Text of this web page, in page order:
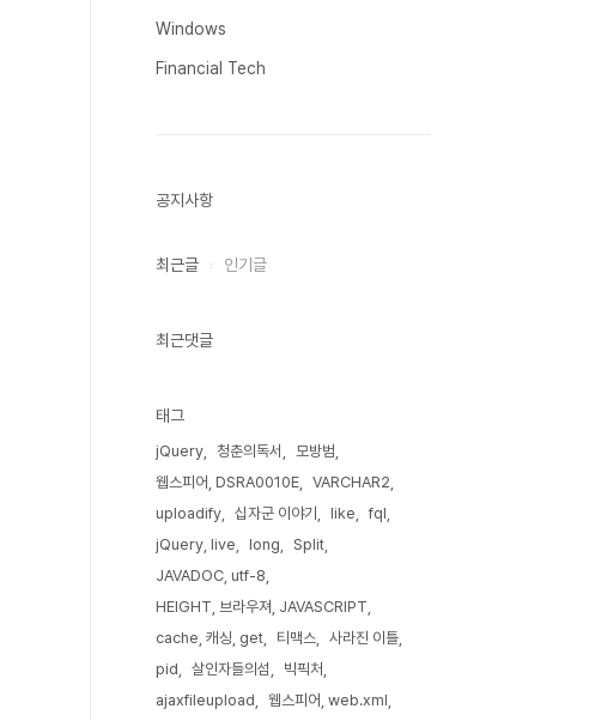
Windows
Financial Tech
공지사항
최근글 인기글
최근댓글
태그
jQuery 청춘의독서
모방범
웹스피어, DSRA0010E
VARCHAR2
uploadify
십자군 이야기 like
fql
jQuery, live
long
Split
JAVADOC, utf-8
HEIGHT, 브라우져, JAVASCRIPT
cache, 캐싱, get
티맥스
사라진 이틀
pid
살인자들의섬
빅픽처
ajaxfileupload
웹스피어, web.xml